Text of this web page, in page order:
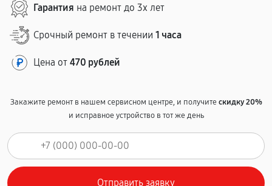
Гарантия на ремонт до 3х лет
Срочный ремонт в течении 1 часа
Цена от 470 рублей
Закажите ремонт в нашем сервисном центре, и получитескидку 20%
и исправное устройство в тот же день